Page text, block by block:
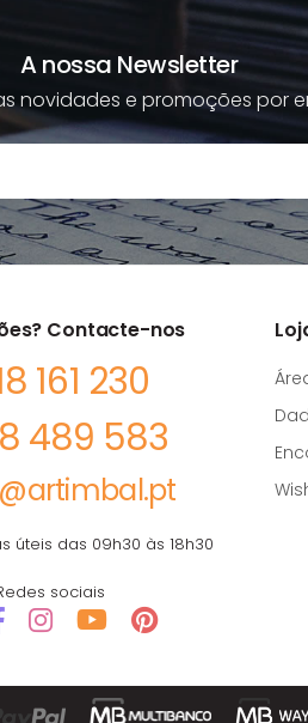
A nossa Newsletter
novidades e promoções por
Contacte-nos
161 230
489 583
úteis das 09h30 às 18h30
sociais